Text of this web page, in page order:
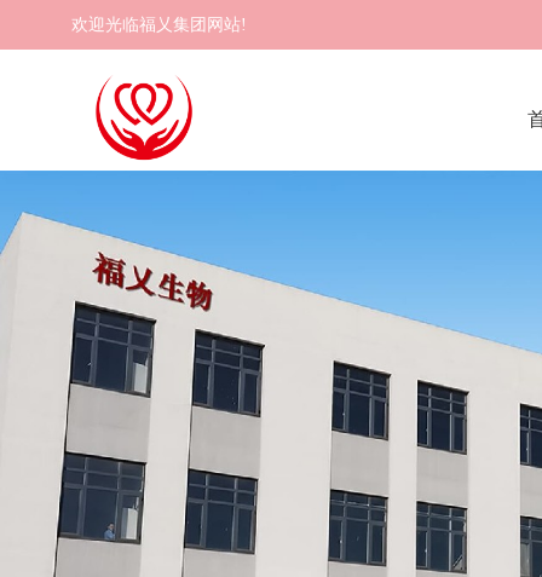
欢迎光临福乂集团网站!